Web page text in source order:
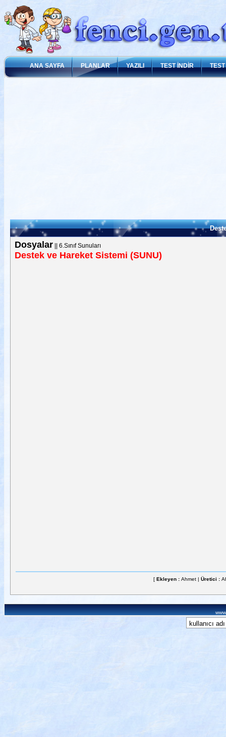
ANA SAYFA PLANLAR YAZILI TEST İNDİR
Dosyalar|| 6.Sınıf Sunuları
Destek ve Hareket Sistemi (SUNU)
[ Ekleyen : Ahmet | Üretici :